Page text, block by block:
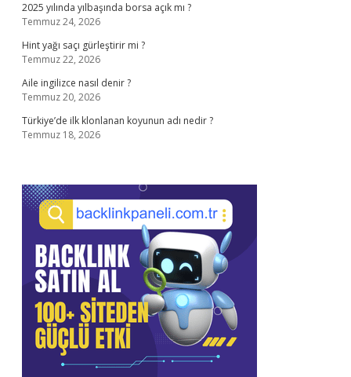
2025 yılında yılbaşında borsa açık mı ?
Temmuz 24, 2026
Hint yağı saçı gürleştirir mi ?
Temmuz 22, 2026
Aile ingilizce nasıl denir ?
Temmuz 20, 2026
Türkiye’de ilk klonlanan koyunun adı nedir ?
Temmuz 18, 2026